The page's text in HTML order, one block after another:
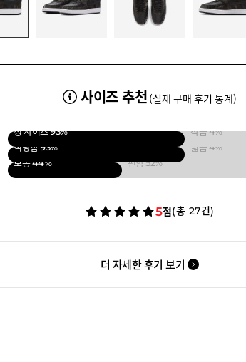
사이즈 추천 (실제 구매 후기 통계)
정 사이즈93% 작음4%
적당함 93% 넓음4%
보통44% 편함52%
5점(총 27건)
더 자세한 후기 보기